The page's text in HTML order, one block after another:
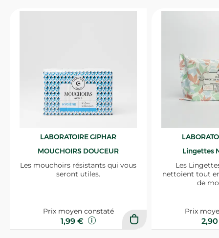
LABORATOIRE GIPHAR
MOUCHOIRS DOUCEUR
Les mouchoirs résistants qui vous
seront utiles.
Prix moyen constaté
1,99 €
Lingettes
Les
nettoient tout
de
Prix